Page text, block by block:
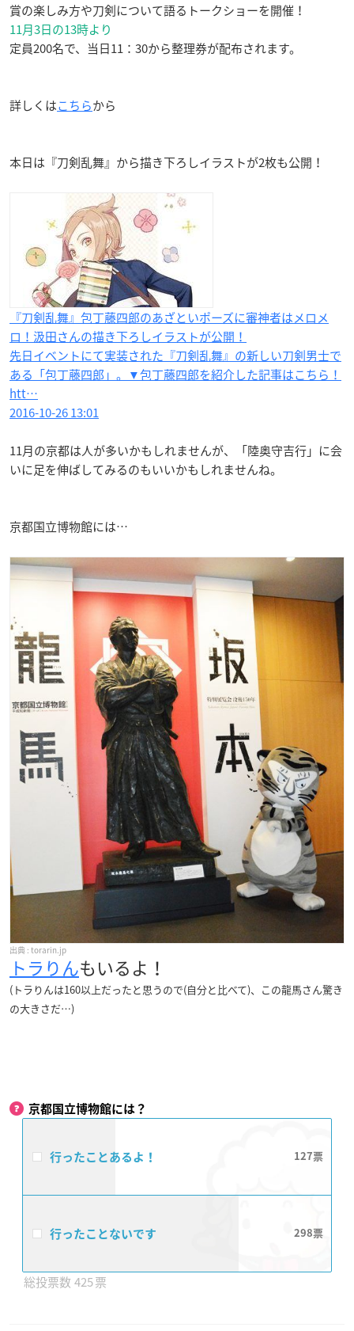
賞の楽しみ方や刀剣について語るトークショーを開催！
11月3日の13時より
定員200名で、当日11：30から整理券が配布されます。
詳しくはこちらから
本日は『刀剣乱舞』から描き下ろしイラストが2枚も公開！
『刀剣乱舞』包丁藤四郎のあざといポーズに審神者はメロメ
ロ！汲田さんの描き下ろしイラストが公開！
先日イベントにて実装された『刀剣乱舞』の新しい刀剣男士で
ある「包丁藤四郎」。▼包丁藤四郎を紹介した記事はこちら！
htt…
2016-10-26 13:01
11月の京都は人が多いかもしれませんが、「陸奥守吉行」に会
いに足を伸ばしてみるのもいいかもしれませんね。
京都国立博物館には…
torarin.jp
トラりんもいるよ！
(トラりんは160以上だったと思うので(自分と比べて)、この龍馬さん驚き
の大きさだ…)
京都国立博物館には？
行ったことあるよ！ 127
行ったことないです 298
425